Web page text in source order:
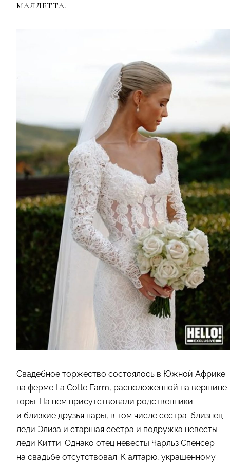
МАЛЛЕТТА.
Свадебное торжество состоялось в Южной Африке
на ферме La Cotte Farm, расположенной на вершине
горы. На нем присутствовали родственники
и близкие друзья пары, в том числе сестра-близнец
леди Элиза и старшая сестра и подружка невесты
леди Китти. Однако отец невесты Чарльз Спенсер
на свадьбе отсутствовал. К алтарю, украшенному